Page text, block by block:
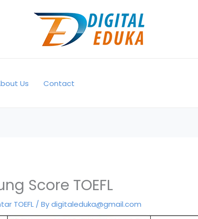
Us Contact
Score TOEFL
TOEFL / Bydigitaleduka@gmail.com